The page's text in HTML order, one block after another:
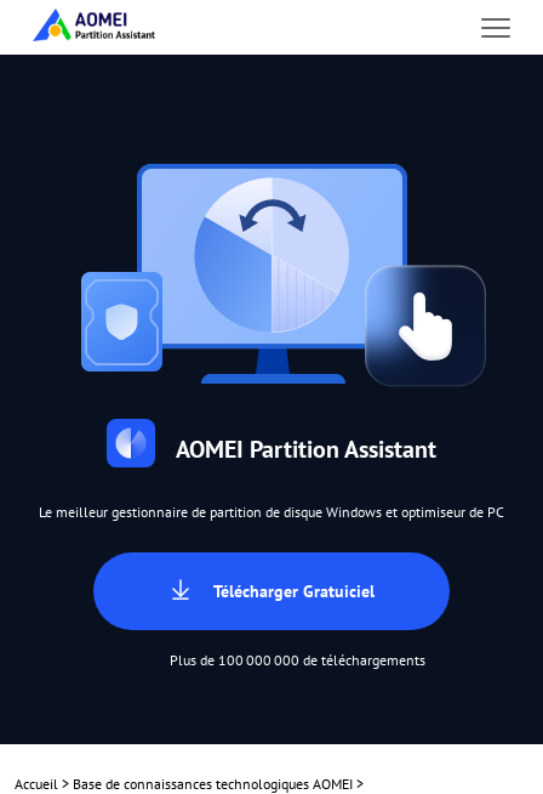
AOMEI Partition Assistant
Le meilleur gestionnaire de partition de disque Windows et optimiseur de PC
Télécharger Gratuiciel
Plus de 100 000 000 de téléchargements
Accueil > Base de connaissances technologiques AOMEI >